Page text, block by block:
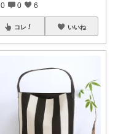
0 0 6
コレ いいね